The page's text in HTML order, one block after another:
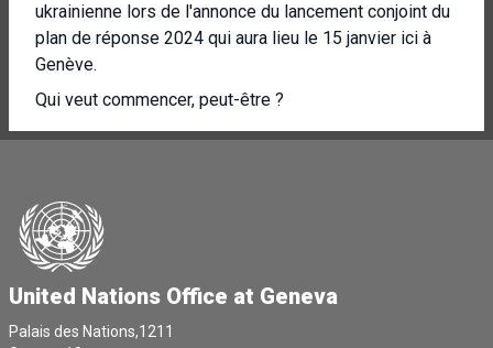
ukrainienne lors de l'annonce du lancement conjoint du
plan de réponse 2024 qui aura lieu le 15 janvier ici à
Genève.
Qui veut commencer, peut-être ?
Jens, la parole est à toi.
[Autre langue parlée]
[Autre langue parlée]
En ce qui concerne l'Ukraine tout d'abord, lundi
prochain, le 15 janvier, nous lançons, avec le HCR, les
plans de réponse de cette année, ici, dans la nation de
United Nations Office at Geneva
Palais des Nations,1211